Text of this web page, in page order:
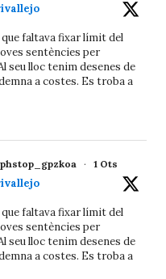
faltava fixar límit del
sentències per
seu lloc tenim desenes de
a costes. Es troba a
· 1 Ots
faltava fixar límit del
sentències per
seu lloc tenim desenes de
a costes. Es troba a